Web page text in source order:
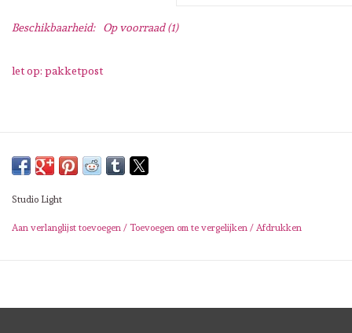
Impronte D'autore
Beschikbaarheid: Op voorraad(1)
let op: pakketpost
Studio Light
Aan verlanglijst toevoegen / Toevoegen om te vergelijken / Afdrukken